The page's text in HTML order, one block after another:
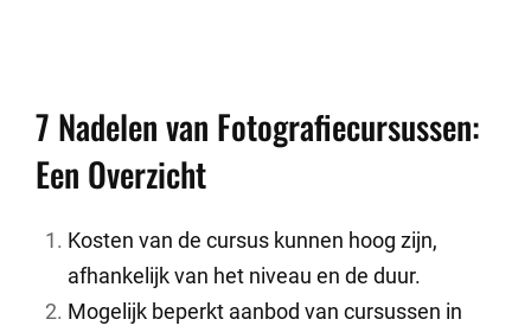
7 Nadelen van Fotografiecursussen:
Een Overzicht
Kosten van de cursus kunnen hoog zijn,
afhankelijk van het niveau en de duur.
Mogelijk beperkt aanbod van cursussen in